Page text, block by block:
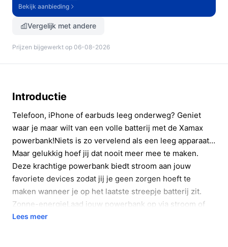
Bekijk aanbieding
Vergelijk met andere
Prijzen bijgewerkt op 06-08-2026
Introductie
Telefoon, iPhone of earbuds leeg onderweg? Geniet
waar je maar wilt van een volle batterij met de Xamax
powerbank!Niets is zo vervelend als een leeg apparaat…
Maar gelukkig hoef jij dat nooit meer mee te maken.
Deze krachtige powerbank biedt stroom aan jouw
favoriete devices zodat jij je geen zorgen hoeft te
maken wanneer je op het laatste streepje batterij zit.
Zonne-energieLaad jouw powerbank op via stroom of
gebruik de zon! Met ingebouwde zo...
Lees meer